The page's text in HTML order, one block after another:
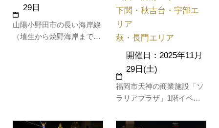
山陽小野田市の長い海岸線
（埴生から焼野海岸まで）
29日
福岡市天神の商業施設「ソ
ラリアプラザ」1階イベン
「山口まんぷくフェスタ」
下関・秋吉台・宇部エ
リア
萩・長門エリア
開催日：2025年11月
29日(土)